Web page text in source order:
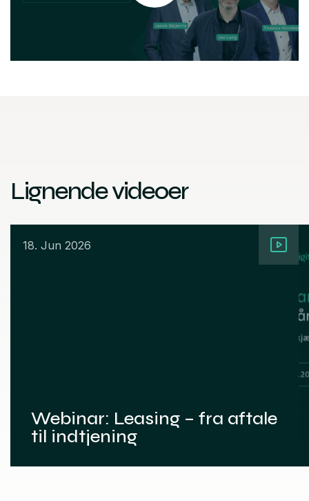
Lignende videoer
18. Jun 2026
Webinar: Leasing – fra aftale
til indtjening